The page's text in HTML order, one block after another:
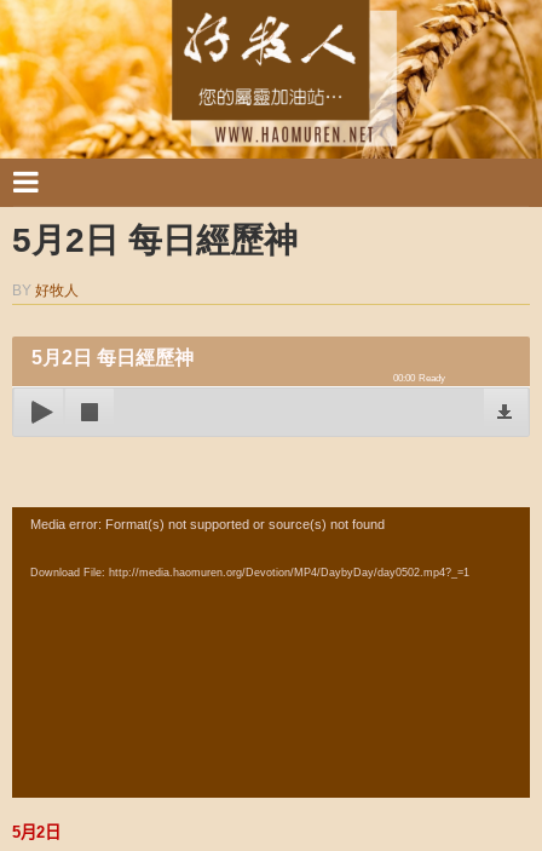
5月2日 每日經歷神
BY 好牧人
5月2日 每日經歷神
00:00 Ready
Video
Media error: Format(s) not supported or source(s) not found
Download File: http://media.haomuren.org/Devotion/MP4/DaybyDay/day0502.mp4?_=1
5月 2 日